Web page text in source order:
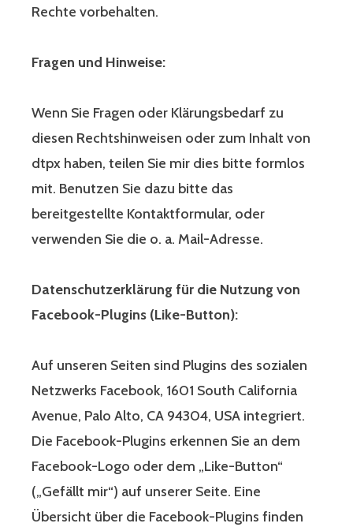
Rechte vorbehalten.
Fragen und Hinweise:
Wenn Sie Fragen oder Klärungsbedarf zu
diesen Rechtshinweisen oder zum Inhalt von
dtpx haben, teilen Sie mir dies bitte formlos
mit. Benutzen Sie dazu bitte das
bereitgestellte Kontaktformular, oder
verwenden Sie die o. a. Mail-Adresse.
Datenschutzerklärung für die Nutzung von
Facebook-Plugins (Like-Button):
Auf unseren Seiten sind Plugins des sozialen
Netzwerks Facebook, 1601 South California
Avenue, Palo Alto, CA 94304, USA integriert.
Die Facebook-Plugins erkennen Sie an dem
Facebook-Logo oder dem „Like-Button“
(„Gefällt mir“) auf unserer Seite. Eine
Übersicht über die Facebook-Plugins finden